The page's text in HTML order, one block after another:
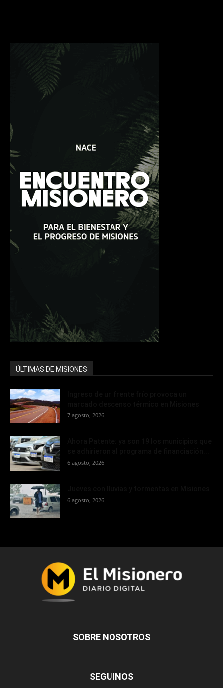
ÚLTIMAS DE MISIONES
7 agosto, 2026
6 agosto, 2026
6 agosto, 2026
SOBRE NOSOTROS
SEGUINOS